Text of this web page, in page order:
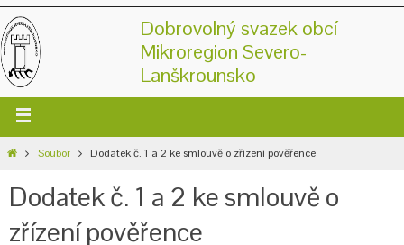
Dobrovolný svazek obcí
Mikroregion Severo-
Lanškrounsko
Soubor Dodatek č. 1 a 2 ke smlouvě o zřízení pověřence
Dodatek č. 1 a 2 ke smlouvě o
zřízení pověřence